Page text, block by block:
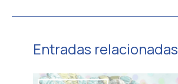
Entradas relacionadas